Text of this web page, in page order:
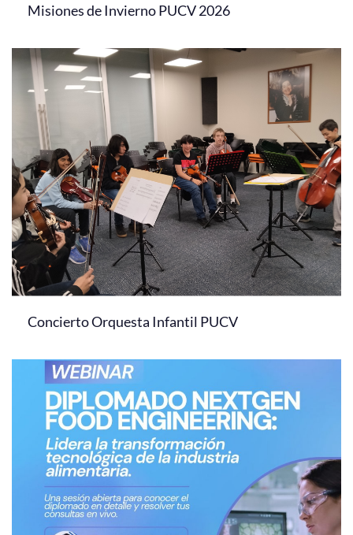
Misiones de Invierno PUCV 2026
Concierto Orquesta Infantil PUCV